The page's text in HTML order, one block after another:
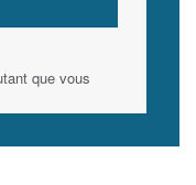
que vous